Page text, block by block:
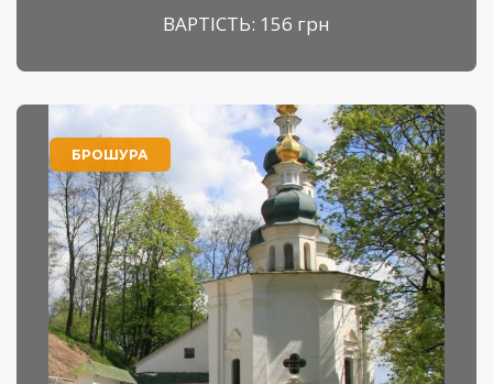
ВАРТІСТЬ: 156 грн
БРОШУРА